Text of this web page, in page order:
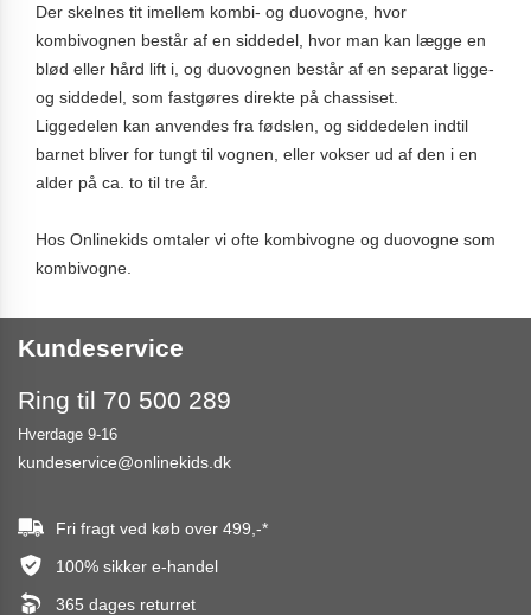
Der skelnes tit imellem kombi- og duovogne, hvor
kombivognen består af en siddedel, hvor man kan lægge en
blød eller hård lift i, og duovognen består af en separat ligge-
og siddedel, som fastgøres direkte på chassiset.
Liggedelen kan anvendes fra fødslen, og siddedelen indtil
barnet bliver for tungt til vognen, eller vokser ud af den i en
alder på ca. to til tre år.
Hos Onlinekids omtaler vi ofte kombivogne og duovogne som
kombivogne.
Kundeservice
Ring til 70 500 289
Hverdage 9-16
kundeservice@onlinekids.dk
Fri fragt ved køb over 499,-*
100% sikker e-handel
365 dages returret